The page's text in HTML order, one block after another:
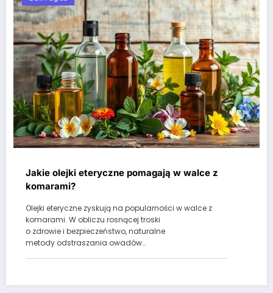
Jakie olejki eteryczne pomagają w walce z
komarami?
Olejki eteryczne zyskują na popularności w walce z
komarami. W obliczu rosnącej troski
o zdrowie i bezpieczeństwo, naturalne
metody odstraszania owadów…